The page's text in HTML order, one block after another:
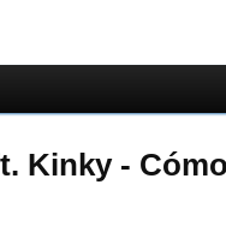
Kinky -